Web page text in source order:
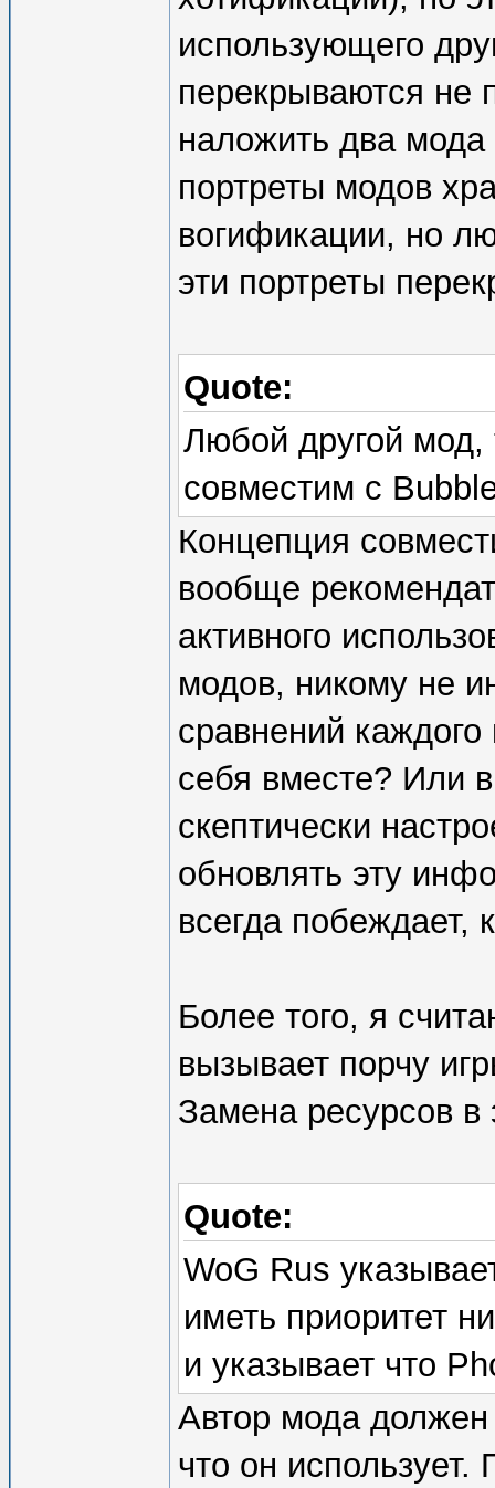
использующего
перекрываются не
наложить два мода
портреты модов
вогификации, но
эти портреты
Quote:
Любой другой мод,
совместим с
Концепция
вообще
активного
модов, никому не
сравнений
себя вместе? Или
скептически
обновлять эту
всегда побеждает,
Более того, я
вызывает порчу
Замена ресурсов в
Quote:
WoG Rus
иметь приоритет
и указывает что
Автор мода
что он использует.